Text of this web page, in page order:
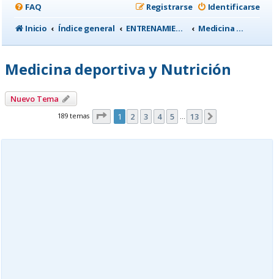
FAQ Identificarse
Registrarse
Inicio
Índice general ENTRENAMIENTO, medicina deportiva y nutrición Medicina deportiva y Nutrición
Medicina deportiva y Nutrición
Nuevo Tema
189 temas Página de 13
1 2 3 4 5 … 13